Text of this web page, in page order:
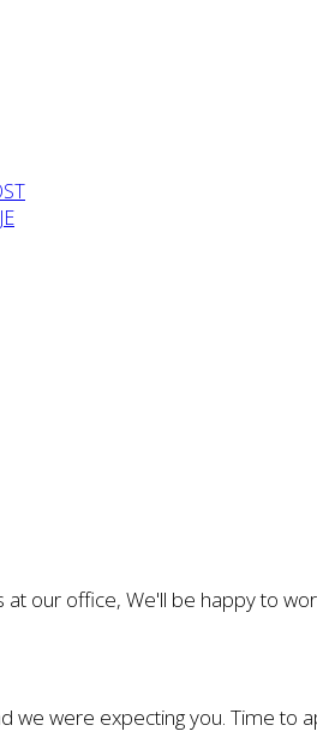
our office, We'll be happy to
we were expecting you. Time to